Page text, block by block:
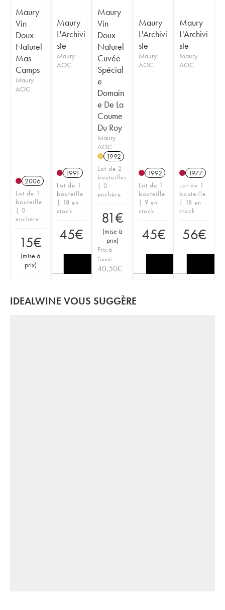
Maury
Vin
Doux
Naturel
Mas
Camps
Maury
AOC
2006
Lot de 1
bouteille
| 0
enchère
15€
(mise à
prix)
Maury
L'Archivi
ste
Maury
AOC
1991
Lot de 1
bouteille
| 18 en
stock
45€
Maury
Vin
Doux
Naturel
Cuvée
Spécial
e
Domain
e De La
Coume
Du Roy
Maury
AOC
1992
Lot de 2
bouteilles
| 0
enchère
81€
(mise à
prix)
Prix à
l'unité
40,50€
Maury
L'Archivi
ste
Maury
AOC
1992
Lot de 1
bouteille
| 9 en
stock
45€
Maury
L'Archivi
ste
Maury
AOC
1977
Lot de 1
bouteille
| 18 en
stock
56€
IDEALWINE VOUS SUGGÈRE